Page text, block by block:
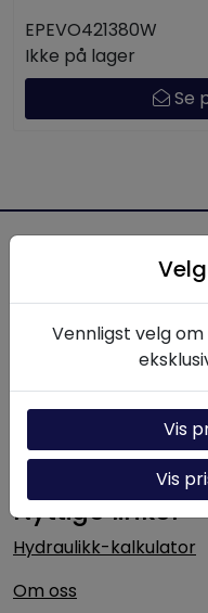
EPEVO421380W
Ikke på lager
Se
og løsninger innen
lang erfaring og solid
med alt fra
hydrauliske systemer.
Nyttige linker
Hydraulikk-kalkulator
Om oss
Vennligst velg om
Vis
Vis